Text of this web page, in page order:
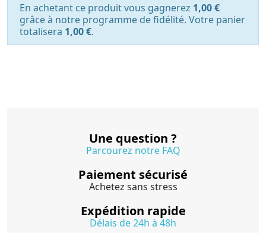
En achetant ce produit vous gagnerez 1,00 €
grâce à notre programme de fidélité. Votre panier
totalisera 1,00 €.
Une question ?
Parcourez notre FAQ
Paiement sécurisé
Achetez sans stress
Expédition rapide
Délais de 24h à 48h